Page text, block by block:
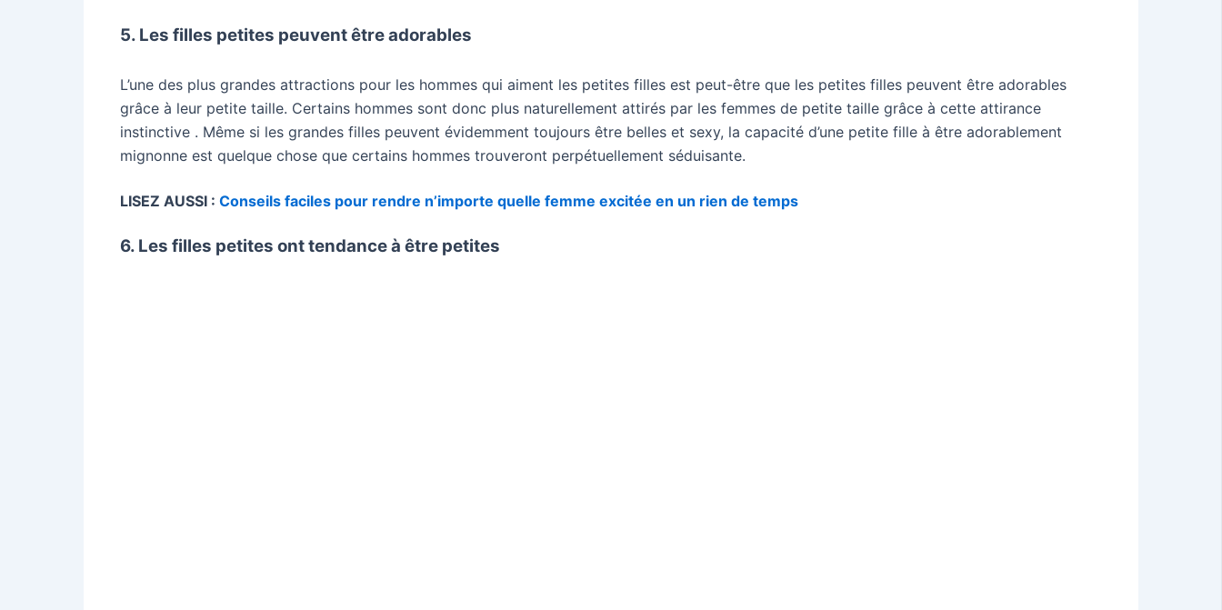
5. Les filles petites peuvent être adorables
L’une des plus grandes attractions pour les hommes qui aiment les petites filles est peut-être que les petites filles peuvent être adorables
grâce à leur petite taille. Certains hommes sont donc plus naturellement attirés par les femmes de petite taille grâce à cette attirance
instinctive . Même si les grandes filles peuvent évidemment toujours être belles et sexy, la capacité d’une petite fille à être adorablement
mignonne est quelque chose que certains hommes trouveront perpétuellement séduisante.
LISEZ AUSSI : Conseils faciles pour rendre n’importe quelle femme excitée en un rien de temps
6. Les filles petites ont tendance à être petites